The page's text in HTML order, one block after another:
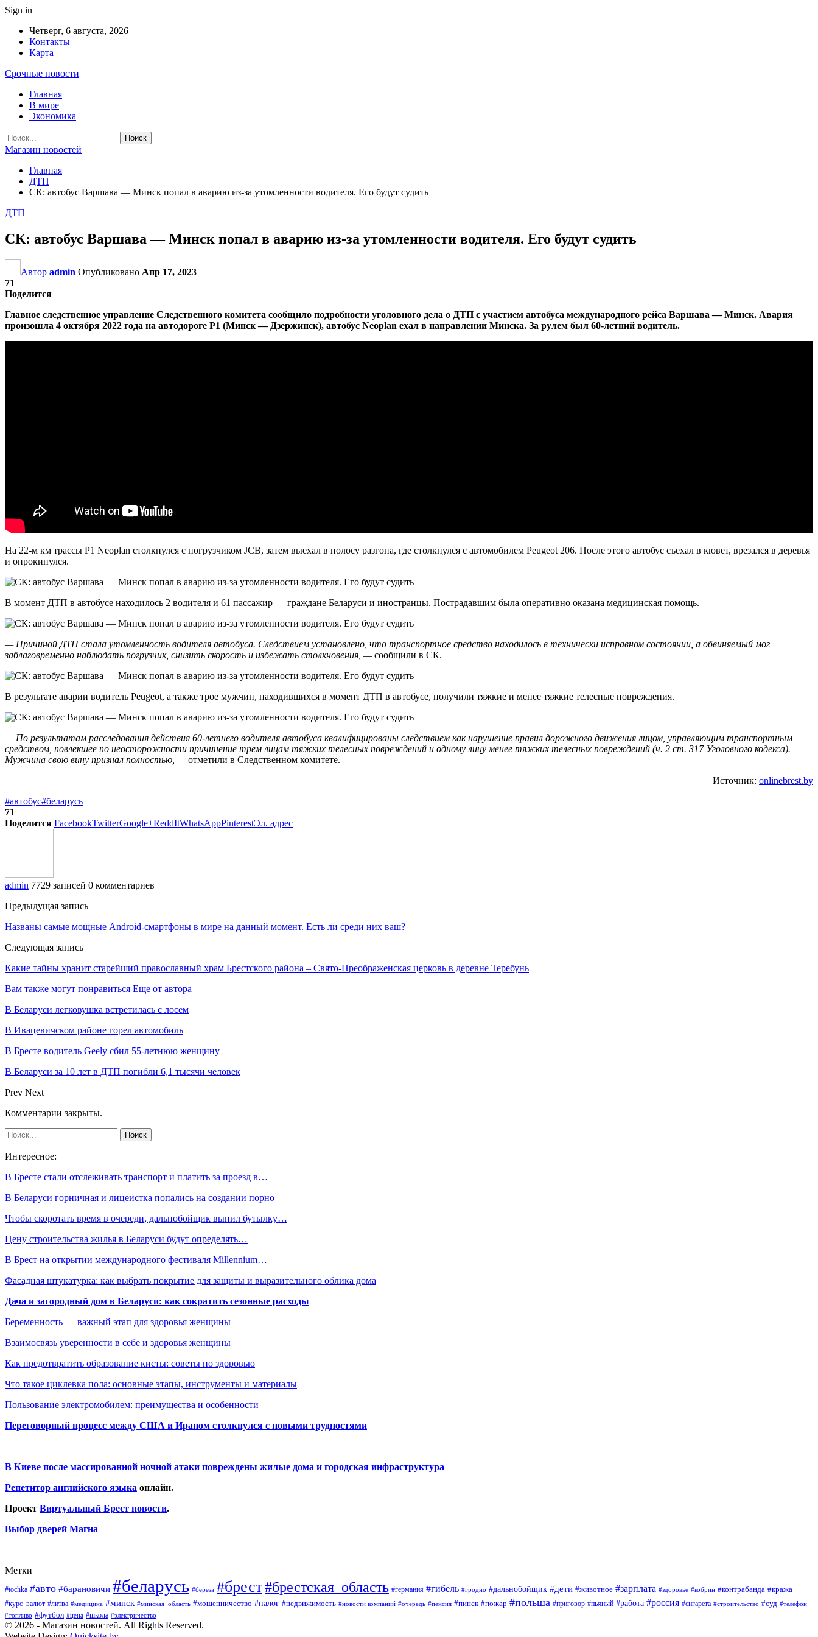
Sign in
Четверг, 6 августа, 2026
Контакты
Карта
Срочные новости
Главная
В мире
Экономика
Магазин новостей
Главная
ДТП
СК: автобус Варшава — Минск попал в аварию из-за утомленности водителя. Его будут судить
ДТП
СК: автобус Варшава — Минск попал в аварию из-за утомленности водителя. Его будут судить
Автор admin Опубликовано Апр 17, 2023
71
Поделится
Главное следственное управление Следственного комитета сообщило подробности уголовного дела о ДТП с участием автобуса международного рейса Варшава — Минск. Авария
произошла 4 октября 2022 года на автодороге Р1 (Минск — Дзержинск), автобус Neoplan ехал в направлении Минска. За рулем был 60-летний водитель.
На 22-м км трассы Р1 Neoplan столкнулся с погрузчиком JCB, затем выехал в полосу разгона, где столкнулся с автомобилем Peugeot 206. После этого автобус съехал в кювет, врезался в деревья
и опрокинулся.
В момент ДТП в автобусе находилось 2 водителя и 61 пассажир — граждане Беларуси и иностранцы. Пострадавшим была оперативно оказана медицинская помощь.
— Причиной ДТП стала утомленность водителя автобуса. Следствием установлено, что транспортное средство находилось в технически исправном состоянии, а обвиняемый мог
заблаговременно наблюдать погрузчик, снизить скорость и избежать столкновения, —сообщили в СК.
В результате аварии водитель Peugeot, а также трое мужчин, находившихся в момент ДТП в автобусе, получили тяжкие и менее тяжкие телесные повреждения.
— По результатам расследования действия 60-летнего водителя автобуса квалифицированы следствием как нарушение правил дорожного движения лицом, управляющим транспортным
средством, повлекшее по неосторожности причинение трем лицам тяжких телесных повреждений и одному лицу менее тяжких телесных повреждений (ч. 2 ст. 317 Уголовного кодекса).
Мужчина свою вину признал полностью, —отметили в Следственном комитете.
Источник: onlinebrest.by
#автобус#беларусь
71
Поделится FacebookTwitterGoogle+ReddItWhatsAppPinterestЭл. адрес
admin 7729 записей 0 комментариев
Предыдущая запись
Названы самые мощные Android-смартфоны в мире на данный момент. Есть ли среди них ваш?
Следующая запись
Какие тайны хранит старейший православный храм Брестского района – Свято-Преображенская церковь в деревне Теребунь
Вам также могут понравиться Еще от автора
В Беларуси легковушка встретилась с лосем
В Ивацевичском районе горел автомобиль
В Бресте водитель Geely сбил 55-летнюю женщину
В Беларуси за 10 лет в ДТП погибли 6,1 тысячи человек
Prev Next
Комментарии закрыты.
Интересное:
В Бресте стали отслеживать транспорт и платить за проезд в…
В Беларуси горничная и лицеистка попались на создании порно
Чтобы скоротать время в очереди, дальнобойщик выпил бутылку…
Цену строительства жилья в Беларуси будут определять…
В Брест на открытии международного фестиваля Millennium…
Фасадная штукатурка: как выбрать покрытие для защиты и выразительного облика дома
Дача и загородный дом в Беларуси: как сократить сезонные расходы
Беременность — важный этап для здоровья женщины
Взаимосвязь уверенности в себе и здоровья женщины
Как предотвратить образование кисты: советы по здоровью
Что такое циклевка пола: основные этапы, инструменты и материалы
Пользование электромобилем: преимущества и особенности
Переговорный процесс между США и Ираном столкнулся с новыми трудностями
В Киеве после массированной ночной атаки повреждены жилые дома и городская инфраструктура
Репетитор английского языка онлайн.
Проект Виртуальный Брест новости.
Выбор дверей Магна
Метки
#tochka #авто #барановичи #беларусь #берёза #брест#брестская_область #германия #гибель #гродно #дальнобойщик #дети #животное #зарплата #здоровье #кобрин #контрабанда #кража
#курс_валют #литва #медицина #минск #минская_область #мошенничество #налог #недвижимость #новости компаний #очередь #пенсия #пинск #пожар #польша #приговор #пьяный #работа #россия #сигарета #строительство #суд #телефон
#топливо #футбол #цена #школа #электричество
© 2026 - Магазин новостей. All Rights Reserved.